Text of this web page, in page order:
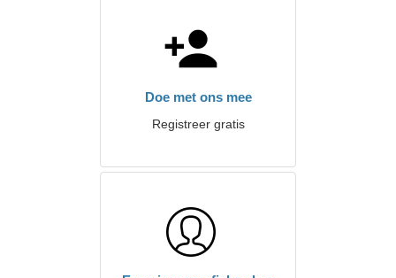
Doe met ons mee
Registreer gratis